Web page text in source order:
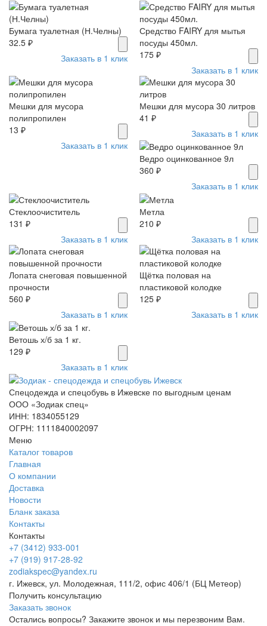
Бумага туалетная (Н.Челны)
32.5 ₽
Заказать в 1 клик
Средство FAIRY для мытья
посуды 450мл.
175 ₽
Заказать в 1 клик
Мешки для мусора
полипропилен
13 ₽
Заказать в 1 клик
Мешки для мусора 30 литров
41 ₽
Заказать в 1 клик
Ведро оцинкованное 9л
360 ₽
Заказать в 1 клик
Стеклоочиститель
131 ₽
Заказать в 1 клик
Метла
210 ₽
Заказать в 1 клик
Лопата снеговая повышенной
прочности
560 ₽
Заказать в 1 клик
Щётка половая на
пластиковой колодке
125 ₽
Заказать в 1 клик
Ветошь х/б за 1 кг.
129 ₽
Заказать в 1 клик
Спецодежда и спецобувь в Ижевске по выгодным ценам
ООО «Зодиак спец»
ИНН: 1834055129
ОГРН: 1111840002097
Меню
Каталог товаров
Главная
О компании
Доставка
Новости
Бланк заказа
Контакты
Контакты
+7 (3412) 933-001
+7 (919) 917-28-92
zodiakspec@yandex.ru
г. Ижевск, ул. Молодежная, 111/2, офис 406/1 (БЦ Метеор)
Получить консультацию
Заказать звонок
Остались вопросы? Закажите звонок и мы перезвоним Вам.